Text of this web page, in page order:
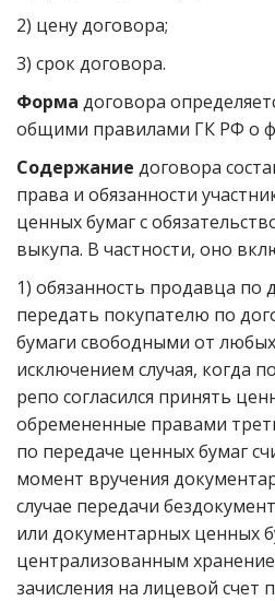
2) цену договора;
3) срок договора.
Форма договора
общими правилами ГК РФ о
Содержание договора
права и обязанности
ценных бумаг с
выкупа. В частности, оно
1) обязанность продавца по
передать покупателю по
бумаги свободными от
исключением случая, когда
репо согласился принять
обремененные правами
по передаче ценных бумаг
момент вручения
случае передачи
или документарных ценных
централизованным
зачисления на лицевой счет